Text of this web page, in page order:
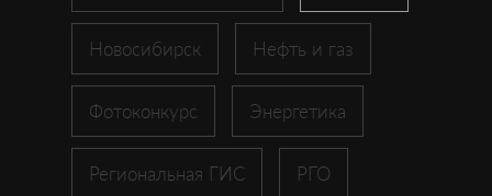
Новосибирск Нефть и газ
Фотоконкурс Энергетика
Региональная ГИС РГО